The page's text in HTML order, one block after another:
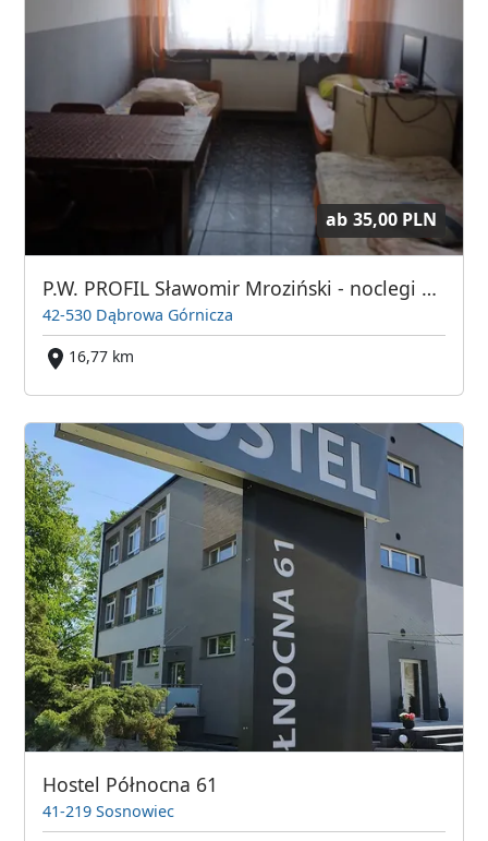
ab 35,00 PLN
P.W. PROFIL Sławomir Mroziński - noclegi dla firm
42-530 Dąbrowa Górnicza
16,77 km
Hostel Północna 61
41-219 Sosnowiec